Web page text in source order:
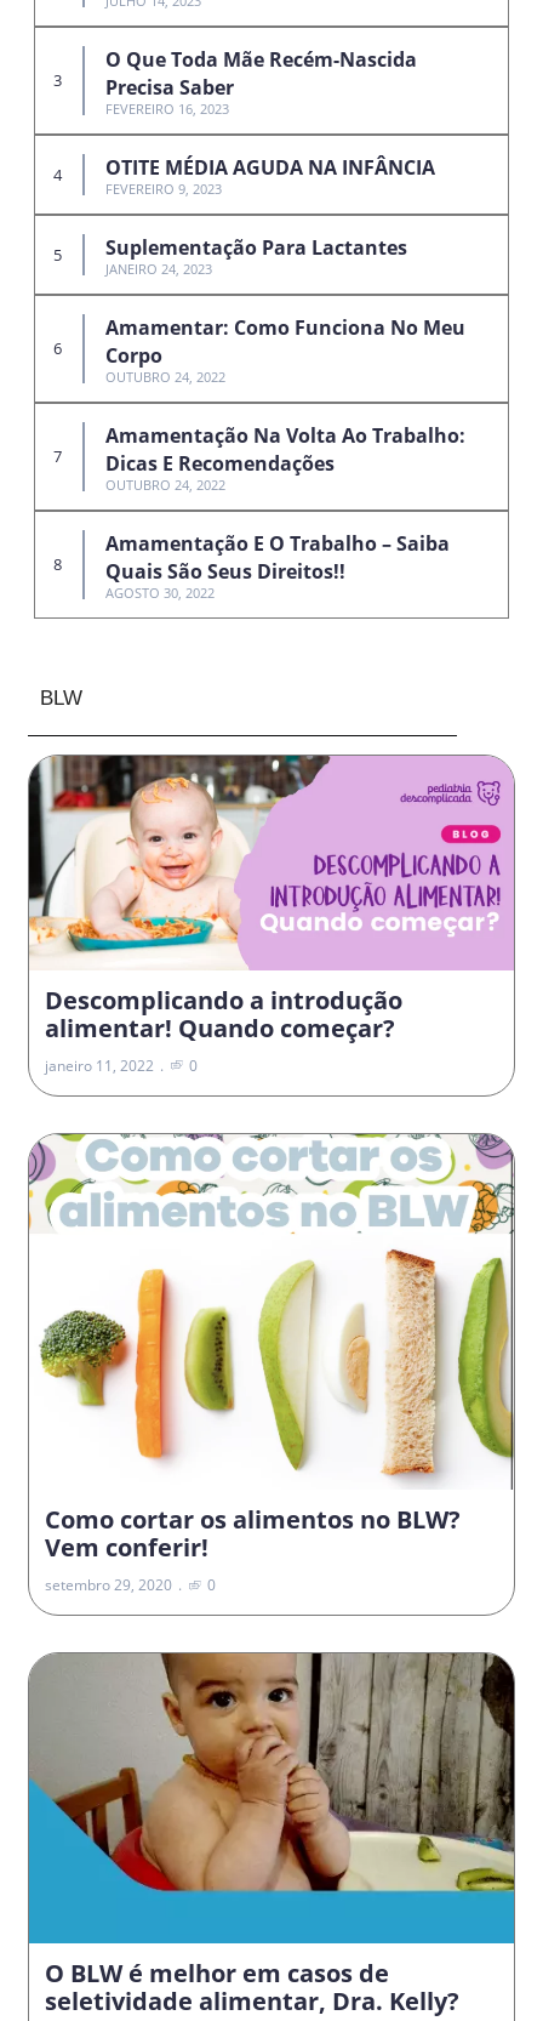
O Que Toda Mãe Recém-Nascida
Precisa Saber
FEVEREIRO 16, 2023
OTITE MÉDIA AGUDA NA INFÂNCIA
FEVEREIRO 9, 2023
Suplementação Para Lactantes
JANEIRO 24, 2023
Amamentar: Como Funciona No Meu
Corpo
OUTUBRO 24, 2022
Amamentação Na Volta Ao Trabalho:
Dicas E Recomendações
OUTUBRO 24, 2022
Amamentação E O Trabalho – Saiba
Quais São Seus Direitos!!
AGOSTO 30, 2022
BLW
Descomplicando a introdução
alimentar! Quando começar?
janeiro 11, 2022 0
Como cortar os alimentos no BLW?
Vem conferir!
setembro 29, 2020 0
O BLW é melhor em casos de
seletividade alimentar, Dra. Kelly?